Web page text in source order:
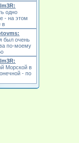
одно
- на этом
в
был очень
по-моему
Морской в
- по